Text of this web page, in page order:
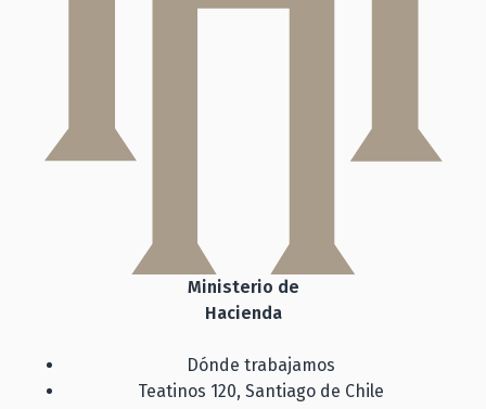
Ministerio de
Hacienda
Dónde trabajamos
Teatinos 120, Santiago de Chile